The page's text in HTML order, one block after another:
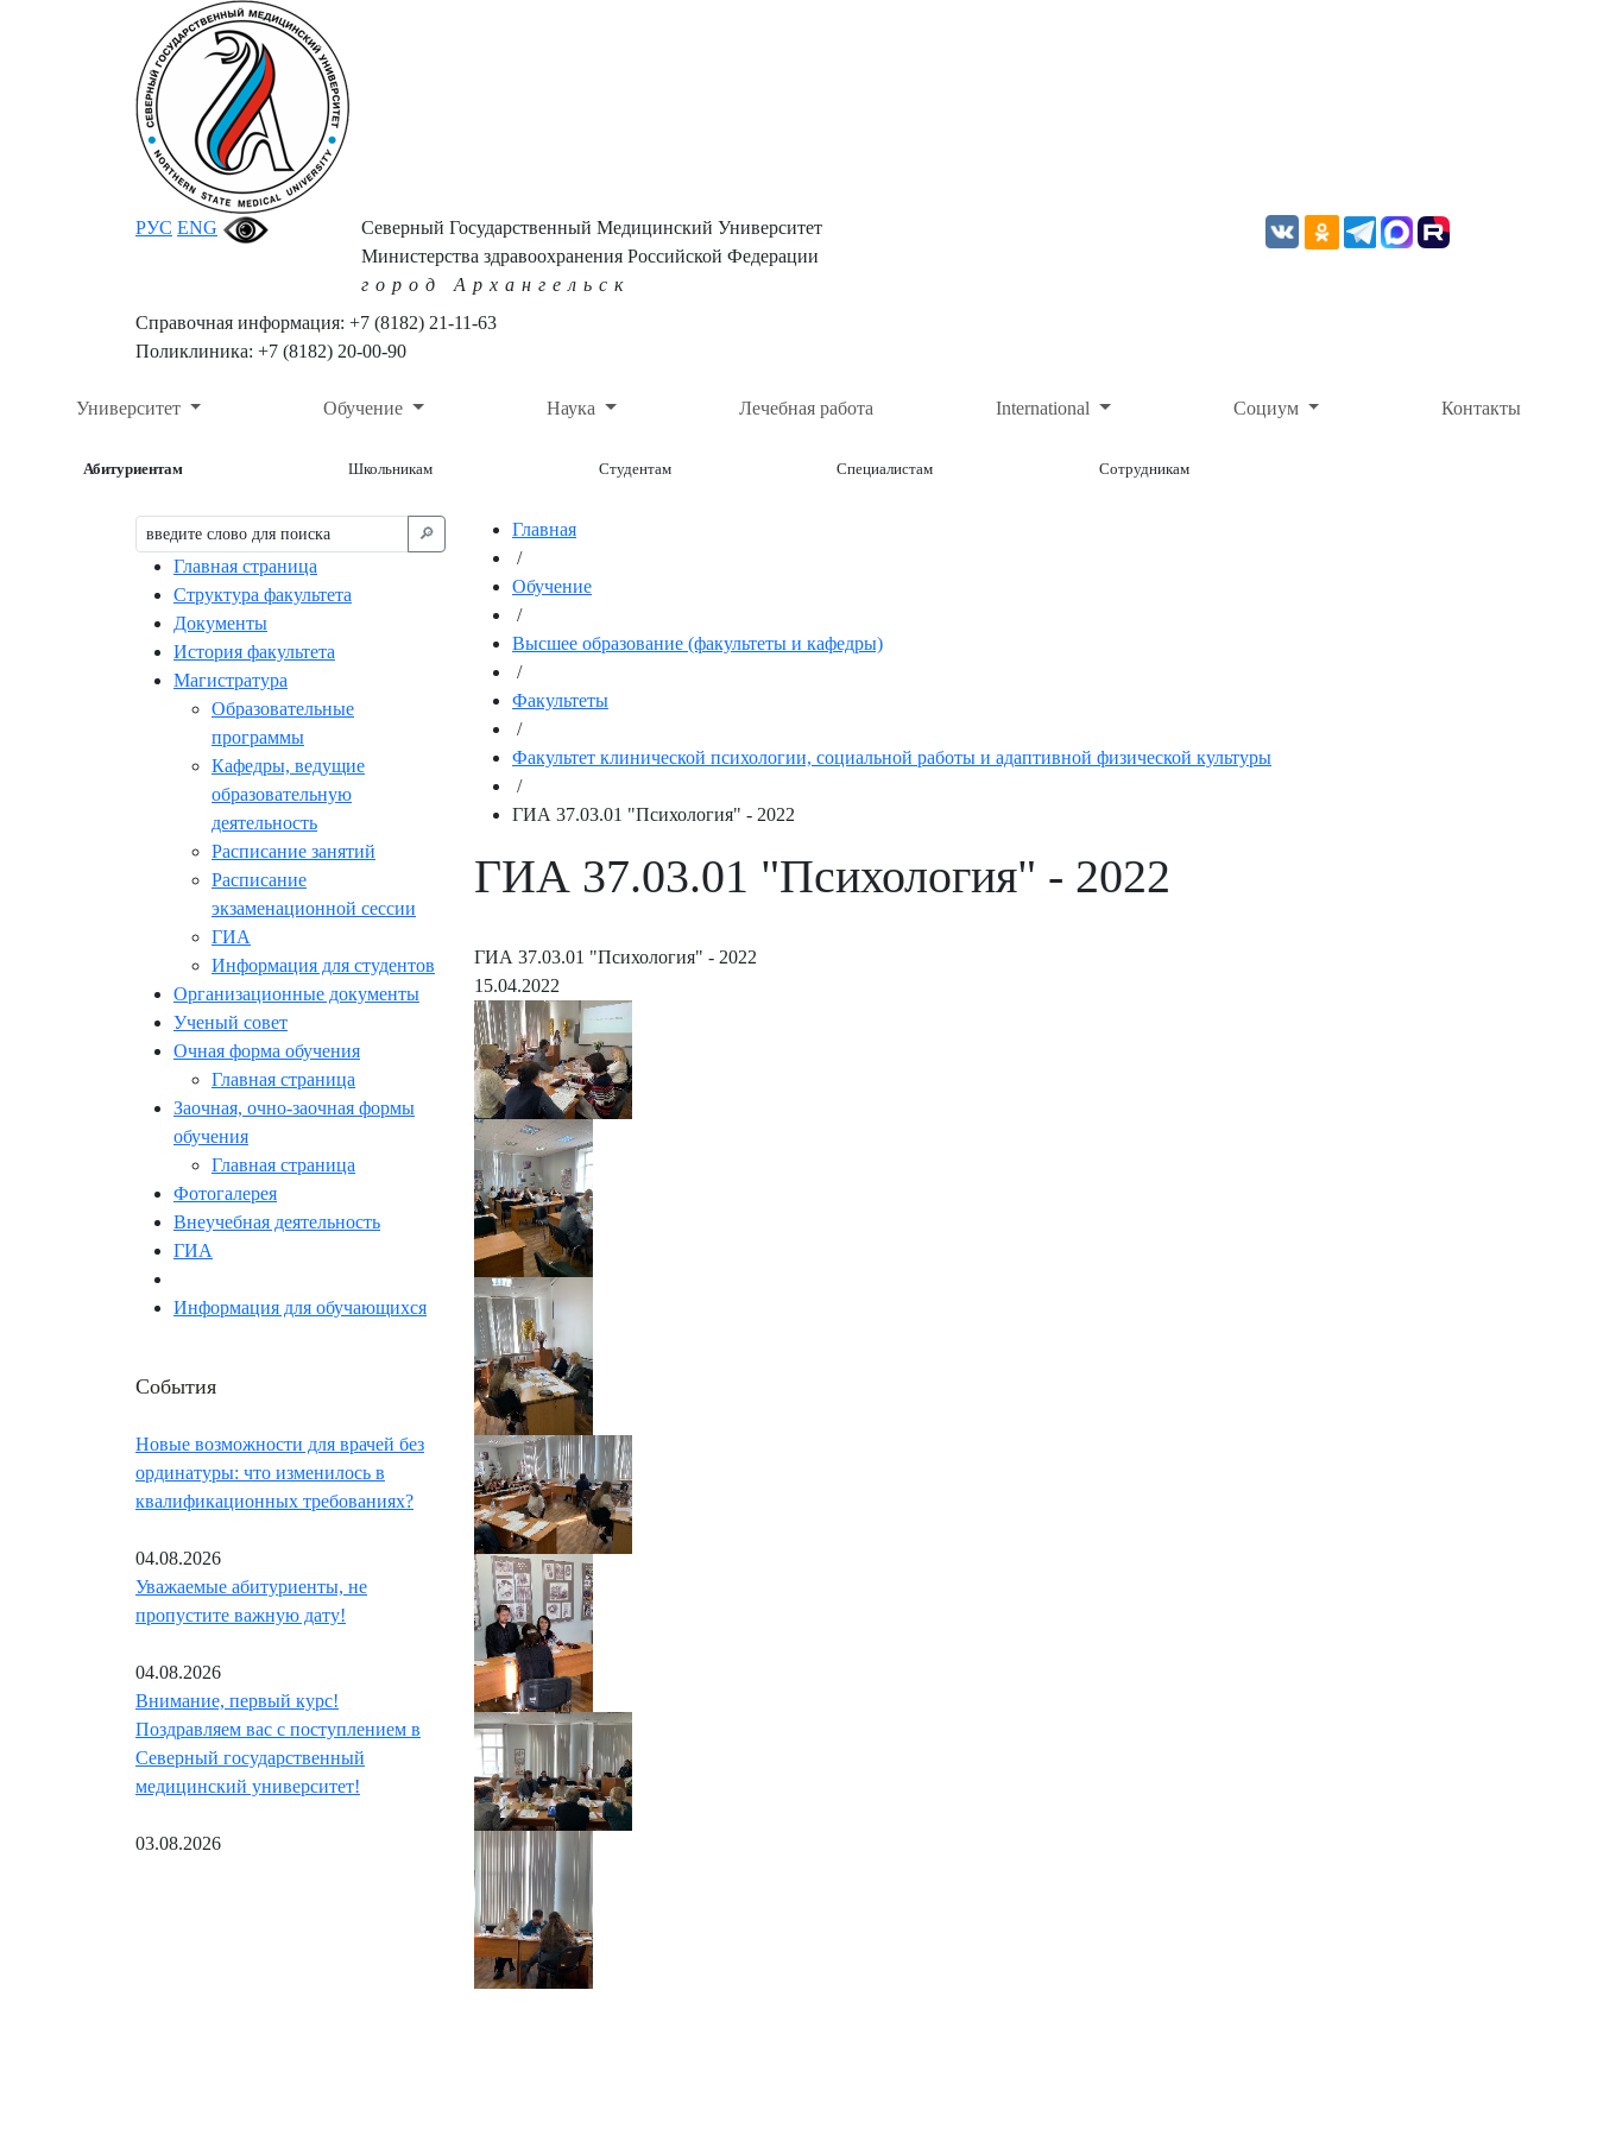
РУС ENG
Северный Государственный Медицинский Университет
Министерства здравоохранения Российской Федерации
город Архангельск
Справочная информация: +7 (8182) 21-11-63
Поликлиника: +7 (8182) 20-00-90
Университет Обучение Наука Лечебная работа International Социум Контакты
Абитуриентам Школьникам Студентам Специалистам Сотрудникам
🔎︎
Главная страница
Структура факультета
Документы
История факультета
Магистратура
Образовательные
программы
Кафедры, ведущие
образовательную
деятельность
Расписание занятий
Расписание
экзаменационной сессии
ГИА
Информация для студентов
Организационные документы
Ученый совет
Очная форма обучения
Главная страница
Заочная, очно-заочная формы
обучения
Главная страница
Фотогалерея
Внеучебная деятельность
ГИА
Информация для обучающихся
События
Новые возможности для врачей без
ординатуры: что изменилось в
квалификационных требованиях?
04.08.2026
Уважаемые абитуриенты, не
пропустите важную дату!
04.08.2026
Внимание, первый курс!
Поздравляем вас с поступлением в
Северный государственный
медицинский университет!
03.08.2026
Главная
/
Обучение
/
Высшее образование (факультеты и кафедры)
/
Факультеты
/
Факультет клинической психологии, социальной работы и адаптивной физической культуры
/
ГИА 37.03.01 "Психология" - 2022
ГИА 37.03.01 "Психология" - 2022
ГИА 37.03.01 "Психология" - 2022
15.04.2022